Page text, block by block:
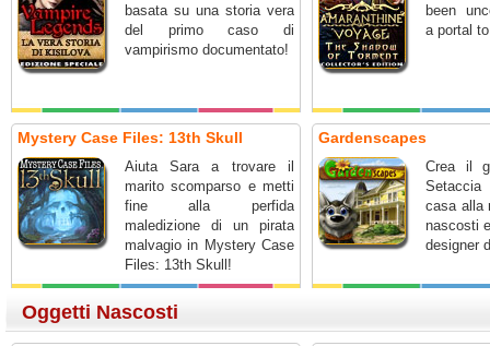
basata su una storia vera
del primo caso di
vampirismo documentato!
been
a portal
Mystery Case Files: 13th Skull
Aiuta Sara a trovare il
marito scomparso e metti
fine alla perfida
maledizione di un pirata
malvagio in Mystery Case
Files: 13th Skull!
Gardenscapes
Crea il
casa alla
nascosti
designer
Oggetti Nascosti